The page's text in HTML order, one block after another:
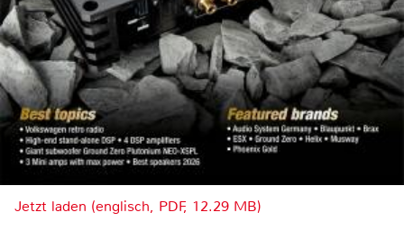
Jetzt laden (englisch, PDF, 12.29 MB)